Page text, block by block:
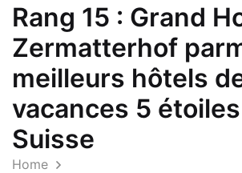
Rang 15 : Grand
Zermatterhof
meilleurs hôtels
vacances 5
Suisse
Home